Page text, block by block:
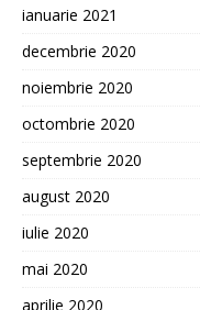
ianuarie 2021
decembrie 2020
noiembrie 2020
octombrie 2020
septembrie 2020
august 2020
iulie 2020
mai 2020
aprilie 2020